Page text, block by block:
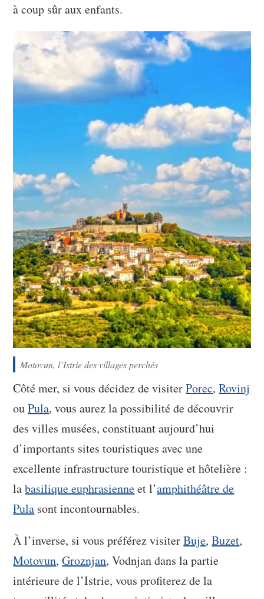
à coup sûr aux enfants.
Motovun, l’Istrie des villages perchés
Côté mer, si vous décidez de visiterPorec,Rovinj
ouPula, vous aurez la possibilité de découvrir
des villes musées, constituant aujourd’hui
d’importants sites touristiques avec une
excellente infrastructure touristique et hôtelière :
labasilique euphrasienneet l’amphithéâtre de
Pula sont incontournables.
À l’inverse, si vous préférez visiterBuje,Buzet,
Motovun,Groznjan, Vodnjan dans la partie
intérieure de l’Istrie, vous profiterez de la